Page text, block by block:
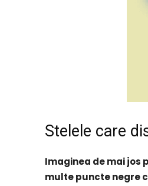
Stelele care
Imaginea de mai jos
multe puncte negre